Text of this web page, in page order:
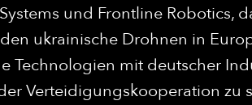
und Frontline Robotics,
ukrainische Drohnen in
Technologien mit deutscher
Verteidigungskooperation zu